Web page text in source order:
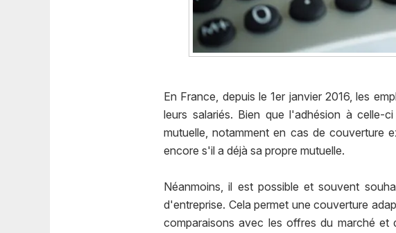
En France, depuis le 1er janvier 2016, les
leurs salariés. Bien que l'adhésion à celle-
mutuelle, notamment en cas de couverture
encore s'il a déjà sa propre mutuelle.
Néanmoins, il est possible et souvent
d'entreprise. Cela permet une couverture
comparaisons avec les offres du marché et